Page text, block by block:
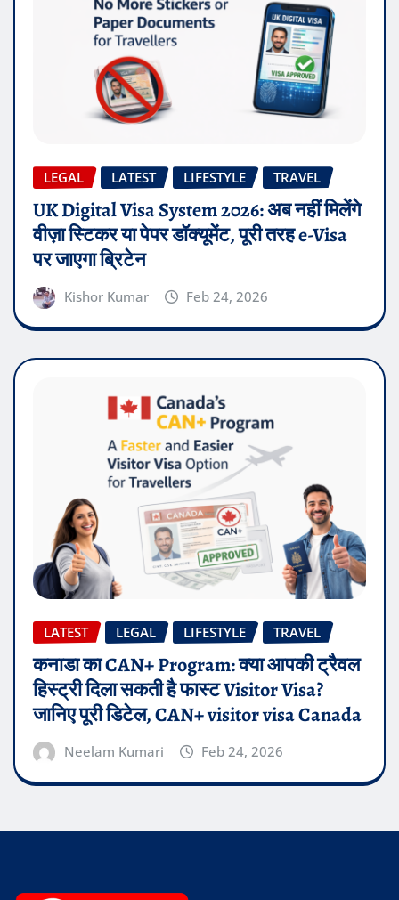
LEGAL LATEST LIFESTYLE TRAVEL
UK Digital Visa System 2026: अब नहीं मिलेंगे
वीज़ा स्टिकर या पेपर डॉक्यूमेंट, पूरी तरह e-Visa
पर जाएगा ब्रिटेन
Kishor Kumar Feb 24, 2026
LATEST LEGAL LIFESTYLE TRAVEL
कनाडा का CAN+ Program: क्या आपकी ट्रैवल
हिस्ट्री दिला सकती है फास्ट Visitor Visa?
जानिए पूरी डिटेल, CAN+ visitor visa Canada
Neelam Kumari Feb 24, 2026